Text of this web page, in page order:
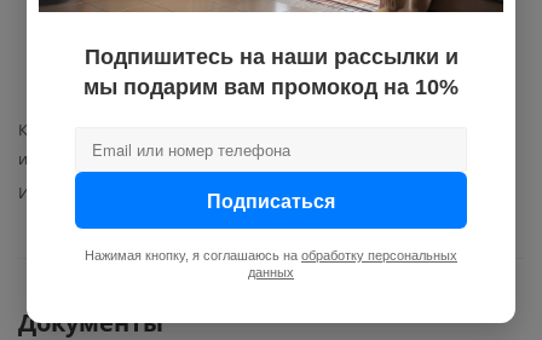
защитные пластиковые
соединения — 2 шт.;
упаковка.
Класс точности по показателям
измерителя
Импульсный выход нет
Документы
Подпишитесь на наши рассылки и
мы подарим вам промокод на 10%
Подписаться
Нажимая кнопку, я соглашаюсь на обработку персональных
данных